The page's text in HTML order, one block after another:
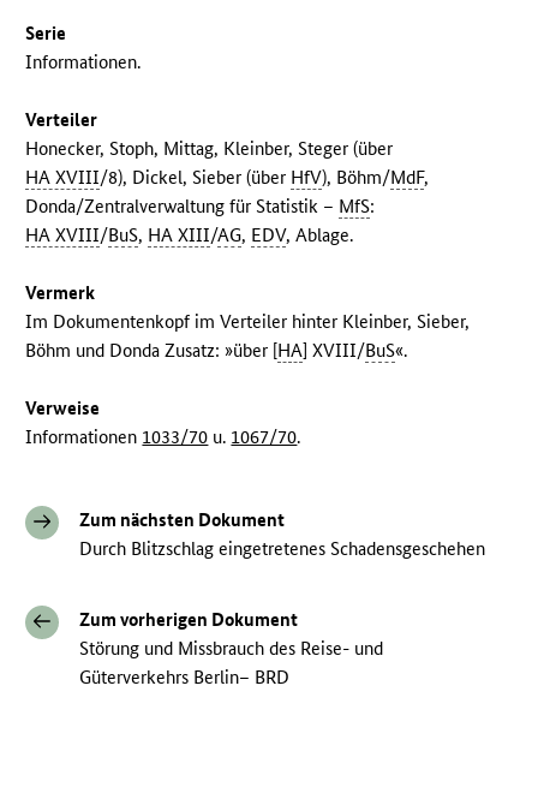
Serie
Informationen.
Verteiler
Honecker, Stoph, Mittag, Kleinber, Steger (über
HA XVIII/8), Dickel, Sieber (über HfV), Böhm/MdF,
Donda/Zentralverwaltung für Statistik – MfS:
HA XVIII/BuS, HA XIII/AG, EDV, Ablage.
Vermerk
Im Dokumentenkopf im Verteiler hinter Kleinber, Sieber,
Böhm und Donda Zusatz: »über [HA] XVIII/BuS«.
Verweise
Informationen 1033/70 u. 1067/70.
Zum nächsten Dokument
Durch Blitzschlag eingetretenes Schadensgeschehen
Zum vorherigen Dokument
Störung und Missbrauch des Reise- und
Güterverkehrs Berlin– BRD